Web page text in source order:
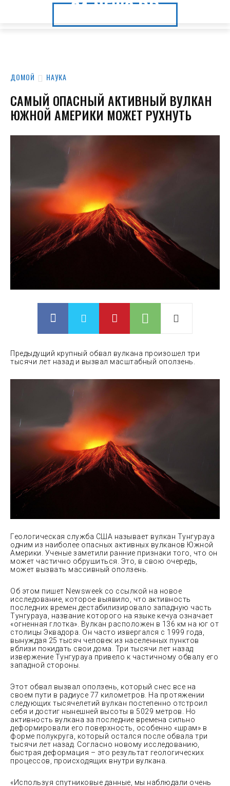
24.NEWS.DP
24.NEWS.DP
ДОМОЙ НАУКА
САМЫЙ ОПАСНЫЙ АКТИВНЫЙ ВУЛКАН
ЮЖНОЙ АМЕРИКИ МОЖЕТ РУХНУТЬ
Предыдущий крупный обвал вулкана произошел три
тысячи лет назад и вызвал масштабный оползень.
Геологическая служба США называет вулкан Тунгурауа
одним из наиболее опасных активных вулканов Южной
Америки. Ученые заметили ранние признаки того, что он
может частично обрушиться. Это, в свою очередь,
может вызвать массивный оползень.
Об этом пишет Newsweek со ссылкой на новое
исследование, которое выявило, что активность
последних времен дестабилизировало западную часть
Тунгурауа, название которого на языке кечуа означает
«огненная глотка». Вулкан расположен в 136 км на юг от
столицы Эквадора. Он часто извергался с 1999 года,
вынуждая 25 тысяч человек из населенных пунктов
вблизи покидать свои дома. Три тысячи лет назад
извержение Тунгурауа привело к частичному обвалу его
западной стороны.
Этот обвал вызвал оползень, который снес все на
своем пути в радиусе 77 километров. На протяжении
следующих тысячелетий вулкан постепенно отстроил
себя и достиг нынешней высоты в 5029 метров. Но
активность вулкана за последние времена сильно
деформировали его поверхность, особенно «шрам» в
форме полукруга, который остался после обвала три
тысячи лет назад. Согласно новому исследованию,
быстрая деформация – это результат геологических
процессов, происходящих внутри вулкана.
«Используя спутниковые данные, мы наблюдали очень